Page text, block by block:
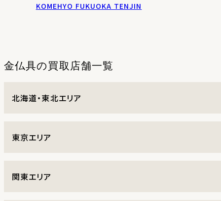
KOMEHYO FUKUOKA TENJIN
金仏具の 買取店舗一覧
北海道・東北エリア
東京エリア
関東エリア